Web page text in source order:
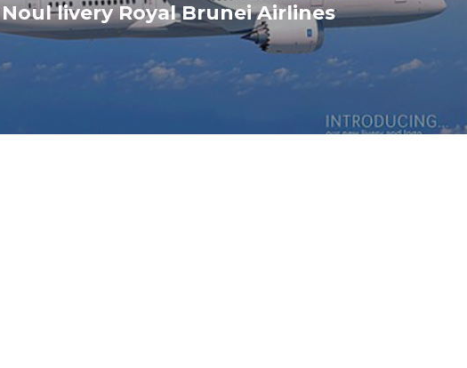
Noul livery Royal Brunei Airlines